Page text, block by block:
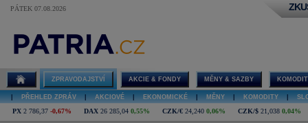
PÁTEK 07.08.2026
ZPRAVODAJSTVÍ AKCIE & FONDY MĚNY & SAZBY
PŘEHLED ZPRÁV AKCIOVÉ EKONOMICKÉ MĚNY KOMODITY
PX 2 786,37 -0,67% DAX 26 285,04 0,55% CZK/€ 24,240 0,06% CZK/$ 21,038 0,04%